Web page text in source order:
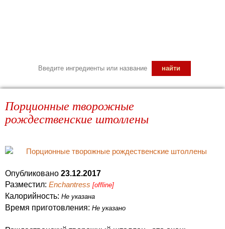
Порционные творожные
рождественские штоллены
Опубликовано 23.12.2017
Разместил: Enchantress [offline]
Калорийность: Не указана
Время приготовления: Не указано